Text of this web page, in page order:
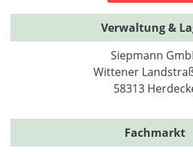
Verwaltung &
Siepmann
Wittener
58313
Fachmarkt